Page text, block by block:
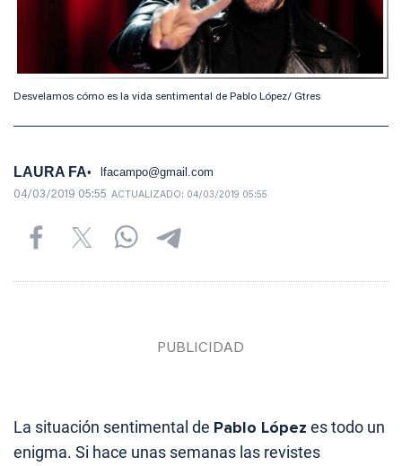
Desvelamos cómo es la vida sentimental de Pablo López/ Gtres
LAURA FA lfacampo@gmail.com
04/03/2019 05:55 ACTUALIZADO: 04/03/2019 05:55
La situación sentimental de Pablo López es todo un
enigma. Si hace unas semanas las revistes